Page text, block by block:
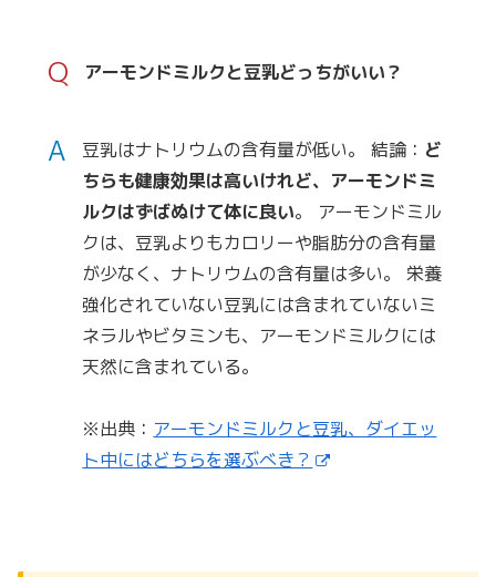
Q アーモンドミルクと豆乳どっちがいい？
A 豆乳はナトリウムの含有量が低い。 結論： ど
ちらも健康効果は高いけれど、アーモンドミ
ルクはずばぬけて体に良い。 アーモンドミル
クは、豆乳よりもカロリーや脂肪分の含有量
が少なく、ナトリウムの含有量は多い。 栄養
強化されていない豆乳には含まれていないミ
ネラルやビタミンも、アーモンドミルクには
天然に含まれている。
※出典： アーモンドミルクと豆乳、ダイエッ
ト中にはどちらを選ぶべき？